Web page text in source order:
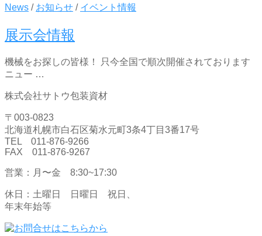
News / お知らせ / イベント情報
展示会情報
機械をお探しの皆様！ 只今全国で順次開催されております
ニュー …
株式会社サトウ包装資材
〒003-0823
北海道札幌市白石区菊水元町3条4丁目3番17号
TEL 011-876-9266
FAX 011-876-9267
営業：月〜金 8:30~17:30
休日：土曜日 日曜日 祝日、
年末年始等